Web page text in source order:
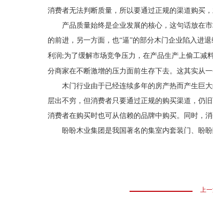
消费者无法判断质量，所以要通过正规的渠道购买，
产品质量始终是企业发展的核心，这句话放在
的前进，另一方面，也“逼”的部分木门企业陷入进
利润 ;为了缓解市场竞争压力，在产品生产上偷工减
分商家在不断激增的压力面前生存下去。这其实从
木门行业由于已经连续多年的房产热而产生巨
层出不穷，但消费者只要通过正规的购买渠道，仍
消费者在购买时也可从信赖的品牌中购买。同时，
盼盼木业集团是我国著名的集室内套装门、盼
上